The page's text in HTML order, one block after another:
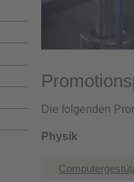
Die folgenden
Physik